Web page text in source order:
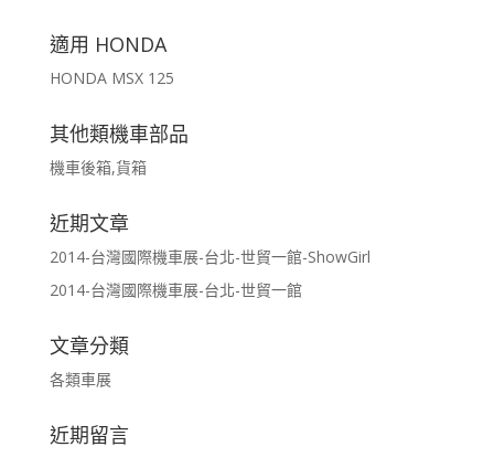
適用 HONDA
HONDA MSX 125
其他類機車部品
機車後箱,貨箱
近期文章
2014-台灣國際機車展-台北-世貿一館-ShowGirl
2014-台灣國際機車展-台北-世貿一館
文章分類
各類車展
近期留言